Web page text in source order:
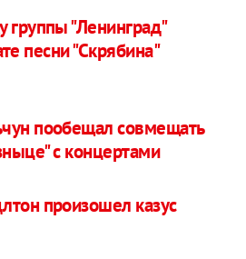
группы "Ленинград"
песни "Скрябина"
пообещал совмещать
с концертами
произошел казус